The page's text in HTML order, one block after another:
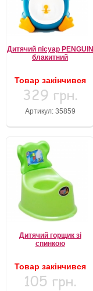
Дитячий пісуар PENGUIN
блакитний
Товар закінчився
329 грн.
Артикул: 35859
Дитячий горщик зі
спинкою
Товар закінчився
105 грн.